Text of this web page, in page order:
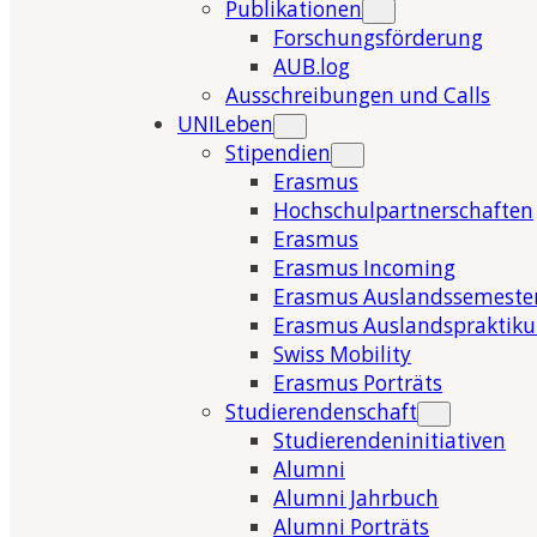
Publikationen
Forschungsförderung
AUB.log
Ausschreibungen und Calls
UNILeben
Stipendien
Erasmus
Hochschulpartnerschaften
Erasmus
Erasmus Incoming
Erasmus
Erasmus
Swiss Mobility
Erasmus Porträts
Studierendenschaft
Studierendeninitiativen
Alumni
Alumni Jahrbuch
Alumni Porträts